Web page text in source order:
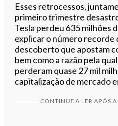
Esses retrocessos,
primeiro trimestre
Tesla perdeu 635 milhões
explicar o número recorde
descoberto que apostam
bem como a razão pela
perderam quase 27 mil
capitalização de mercado
CONTINUE A LER APÓS